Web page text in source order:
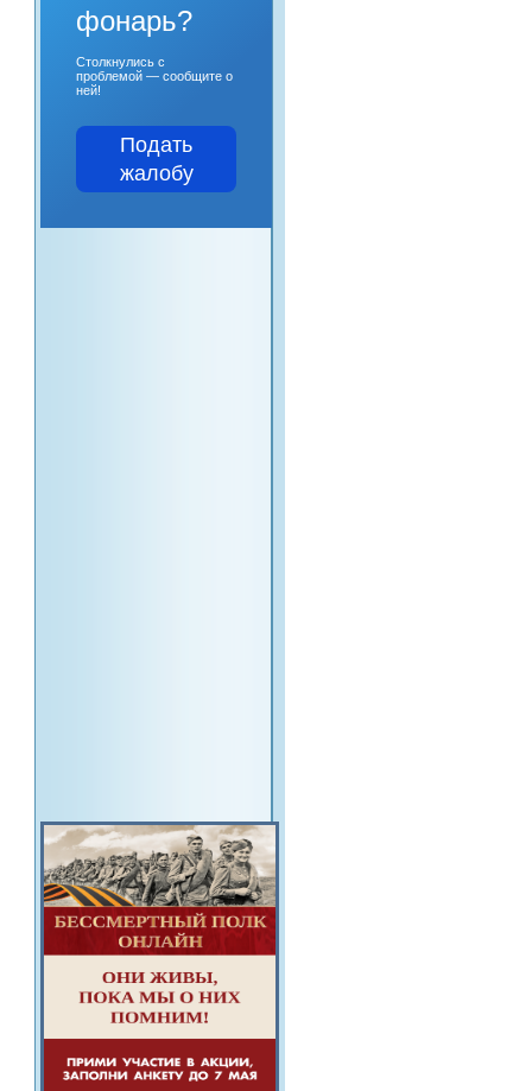
фонарь?
Столкнулись с
проблемой — сообщите о
ней!
Подать
жалобу